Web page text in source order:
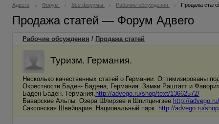
Адвего Форум Все форумы Рабочие обсуждения Продажа
Продажа статей — Форум Адвего
Рабочие обсуждения / Продажа статей
Туризм. Германия.
Несколько качественных статей о Германии. Оптимизированы
Окрестности Баден- Бадена, Германия. Замки Раштатт и
Баден-Баден. Германия. http://advego.ru/shop/text/13662572/
Баварские Альпы. Озера Шлирзее и Шпитцингзее. http://
Саксонская Швейцария. Национальный парк. http://advego.ru/